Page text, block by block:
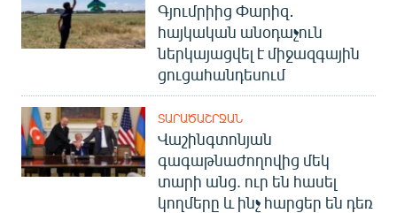
Գյումրիից Փարիզ․
հայկական անօդաչուն
ներկայացվել է միջազգային
ցուցահանդեսում
ՏԱՐԱԾԱՇՐՋԱՆ
Վաշինգտոնյան
գագաթնաժողովից մեկ
տարի անց. ուր են հասել
կողմերը և ինչ հարցեր են դեռ